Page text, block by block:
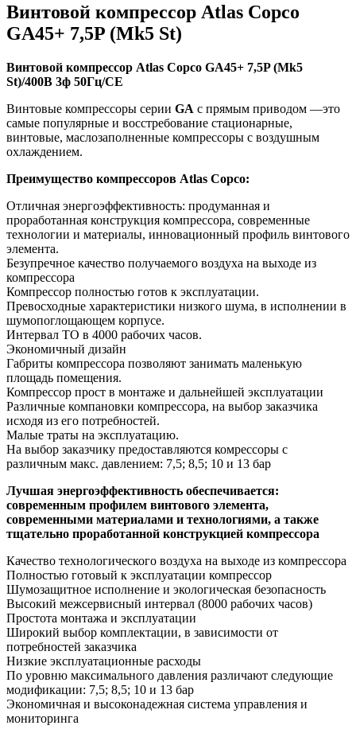
Винтовой компрессор Atlas Copco
GA45+ 7,5P (Mk5 St)
Винтовой компрессор Atlas Copco GA45+ 7,5P (Mk5
St)/400В 3ф 50Гц/СЕ
Винтовые компрессоры серии GA с прямым приводом —это
самые популярные и восстребование стационарные,
винтовые, маслозаполненные компрессоры с воздушным
охлаждением.
Преимущество компрессоров Atlas Copco:
Отличная энергоэффективность: продуманная и
проработанная конструкция компрессора, современные
технологии и материалы, инновационный профиль винтового
элемента.
Безупречное качество получаемого воздуха на выходе из
компрессора
Компрессор полностью готов к эксплуатации.
Превосходные характеристики низкого шума, в исполнении в
шумопоглощающем корпусе.
Интервал ТО в 4000 рабочих часов.
Экономичный дизайн
Габриты компрессора позволяют занимать маленькую
площадь помещения.
Компрессор прост в монтаже и дальнейшей эксплуатации
Различные компановки компрессора, на выбор заказчика
исходя из его потребностей.
Малые траты на эксплуатацию.
На выбор заказчику предоставляются комрессоры с
различным макс. давлением: 7,5; 8,5; 10 и 13 бар
Лучшая энергоэффективность обеспечивается:
современным профилем винтового элемента,
современными материалами и технологиями, а также
тщательно проработанной конструкцией компрессора
Качество технологического воздуха на выходе из компрессора
Полностью готовый к эксплуатации компрессор
Шумозащитное исполнение и экологическая безопасность
Высокий межсервисный интервал (8000 рабочих часов)
Простота монтажа и эксплуатации
Широкий выбор комплектации, в зависимости от
потребностей заказчика
Низкие эксплуатационные расходы
По уровню максимального давления различают следующие
модификации: 7,5; 8,5; 10 и 13 бар
Экономичная и высоконадежная система управления и
мониторинга